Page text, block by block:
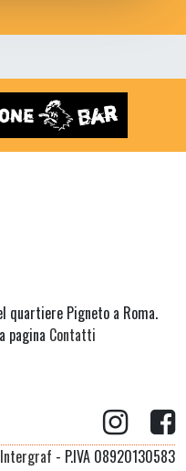
quartiere Pigneto a Roma.
pagina Contatti
Intergraf - P.IVA 08920130583